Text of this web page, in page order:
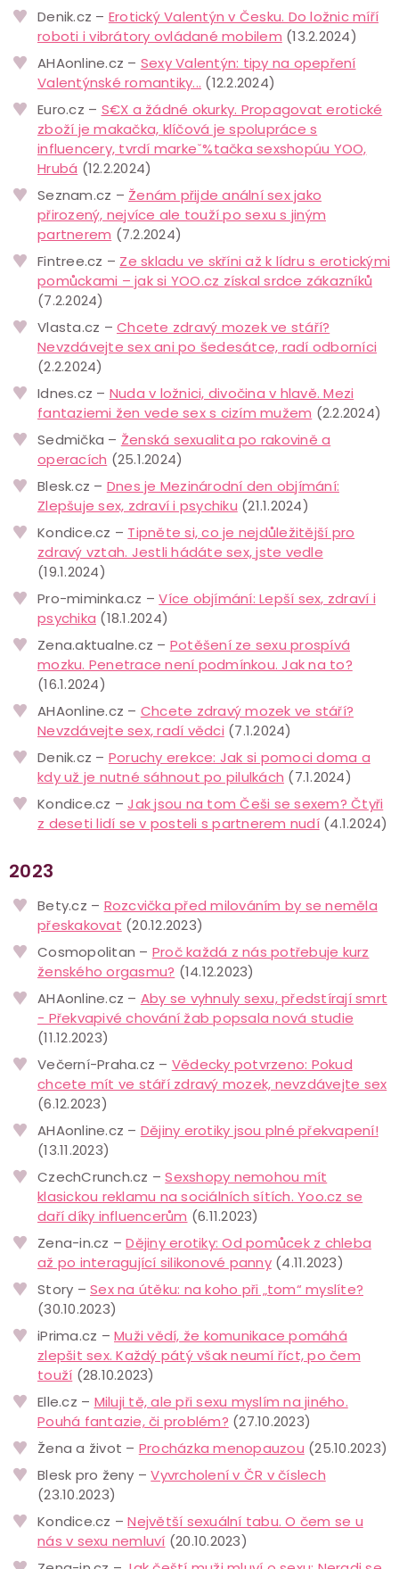
Denik.cz – Erotický Valentýn v Česku. Do ložnic míří
roboti i vibrátory ovládané mobilem (13.2.2024)
AHAonline.cz – Sexy Valentýn: tipy na opepření
Valentýnské romantiky... (12.2.2024)
Euro.cz – S€X a žádné okurky. Propagovat erotické
zboží je makačka, klíčová je spolupráce s
influencery, tvrdí markeˇ%tačka sexshopúu YOO,
Hrubá (12.2.2024)
Seznam.cz – Ženám přijde anální sex jako
přirozený, nejvíce ale touží po sexu s jiným
partnerem (7.2.2024)
Fintree.cz – Ze skladu ve skříni až k lídru s erotickými
pomůckami – jak si YOO.cz získal srdce zákazníků
(7.2.2024)
Vlasta.cz – Chcete zdravý mozek ve stáří?
Nevzdávejte sex ani po šedesátce, radí odborníci
(2.2.2024)
Idnes.cz – Nuda v ložnici, divočina v hlavě. Mezi
fantaziemi žen vede sex s cizím mužem (2.2.2024)
Sedmička – Ženská sexualita po rakovině a
operacích (25.1.2024)
Blesk.cz – Dnes je Mezinárodní den objímání:
Zlepšuje sex, zdraví i psychiku (21.1.2024)
Kondice.cz – Tipněte si, co je nejdůležitější pro
zdravý vztah. Jestli hádáte sex, jste vedle
(19.1.2024)
Pro-miminka.cz –Více objímání: Lepší sex, zdraví i
psychika (18.1.2024)
Zena.aktualne.cz – Potěšení ze sexu prospívá
mozku. Penetrace není podmínkou. Jak na to?
(16.1.2024)
AHAonline.cz – Chcete zdravý mozek ve stáří?
Nevzdávejte sex, radí vědci (7.1.2024)
Denik.cz – Poruchy erekce: Jak si pomoci doma a
kdy už je nutné sáhnout po pilulkách (7.1.2024)
Kondice.cz –Jak jsou na tom Češi se sexem? Čtyři
z deseti lidí se v posteli s partnerem nudí(4.1.2024)
2023
Bety.cz – Rozcvička před milováním by se neměla
přeskakovat (20.12.2023)
Cosmopolitan – Proč každá z nás potřebuje kurz
ženského orgasmu? (14.12.2023)
AHAonline.cz – Aby se vyhnuly sexu, předstírají smrt
- Překvapivé chování žab popsala nová studie
(11.12.2023)
Večerní-Praha.cz – Vědecky potvrzeno: Pokud
chcete mít ve stáří zdravý mozek, nevzdávejte sex
(6.12.2023)
AHAonline.cz – Dějiny erotiky jsou plné překvapení!
(13.11.2023)
CzechCrunch.cz –Sexshopy nemohou mít
klasickou reklamu na sociálních sítích. Yoo.cz se
daří díky influencerům (6.11.2023)
Zena-in.cz –Dějiny erotiky: Od pomůcek z chleba
až po interagující silikonové panny(4.11.2023)
Story – Sex na útěku: na koho při „tom“ myslíte?
(30.10.2023)
iPrima.cz – Muži vědí, že komunikace pomáhá
zlepšit sex. Každý pátý však neumí říct, po čem
touží (28.10.2023)
Elle.cz – Miluji tě, ale při sexu myslím na jiného.
Pouhá fantazie, či problém? (27.10.2023)
Žena a život – Procházka menopauzou (25.10.2023)
Blesk pro ženy –Vyvrcholení v ČR v číslech
(23.10.2023)
Kondice.cz –Největší sexuální tabu. O čem se u
nás v sexu nemluví (20.10.2023)